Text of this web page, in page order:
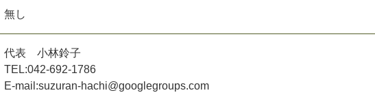
無し
代表 小林鈴子
TEL:042-692-1786
E-mail:suzuran-hachi@googlegroups.com